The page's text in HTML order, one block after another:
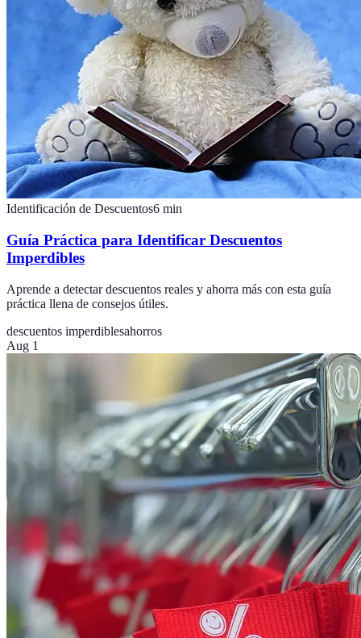
Identificación de Descuentos6 min
Guía Práctica para Identificar Descuentos
Imperdibles
Aprende a detectar descuentos reales y ahorra más con esta guía
práctica llena de consejos útiles.
descuentos imperdiblesahorros
Aug 1